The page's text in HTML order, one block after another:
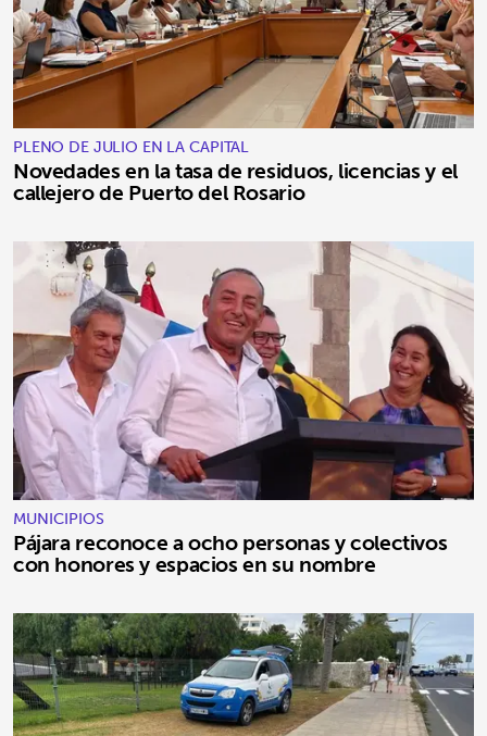
PLENO DE JULIO EN LA CAPITAL
Novedades en la tasa de residuos, licencias y el
callejero de Puerto del Rosario
MUNICIPIOS
Pájara reconoce a ocho personas y colectivos
con honores y espacios en su nombre